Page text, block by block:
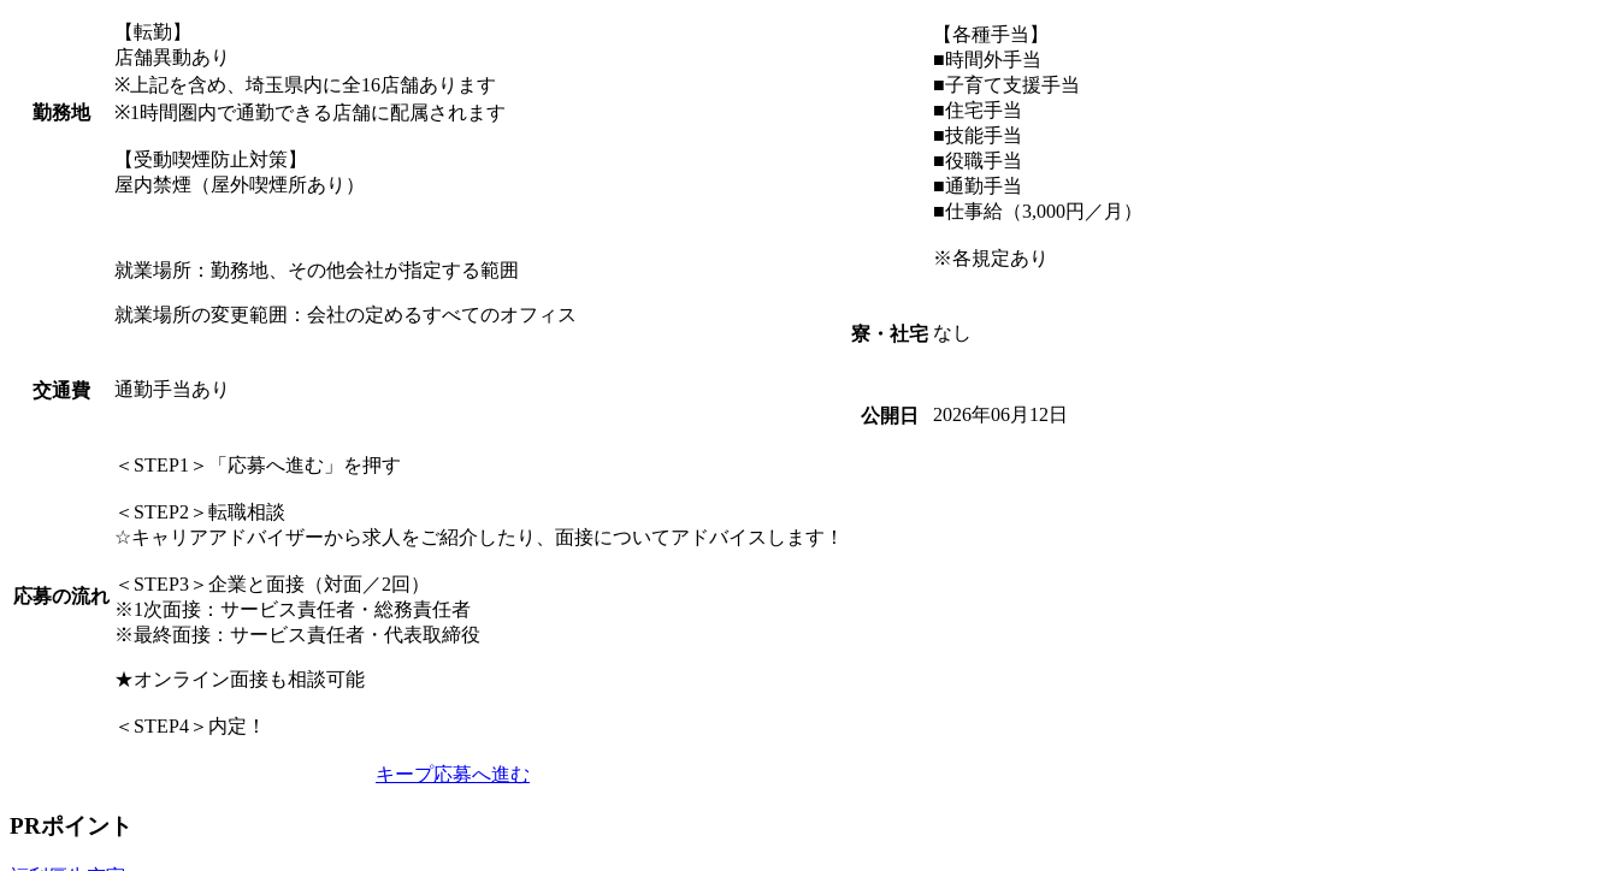
勤務地
【転勤】
店舗異動あり
※上記を含め、埼玉県内に全16店舗あります
※1時間圏内で通勤できる店舗に配属されます
【受動喫煙防止対策】
屋内禁煙（屋外喫煙所あり）
就業場所：勤務地、その他会社が指定する範囲
就業場所の変更範囲：会社の定めるすべてのオフィス
交通費 通勤手当あり
応募の流れ
＜STEP1＞「応募へ進む」を押す
＜STEP2＞転職相談
☆キャリアアドバイザーから求人をご紹介したり、面接についてアドバイスします！
＜STEP3＞企業と面接（対面／2回）
※1次面接：サービス責任者・総務責任者
※最終面接：サービス責任者・代表取締役
★オンライン面接も相談可能
＜STEP4＞内定！
【各種手当】
■時間外手当
■子育て支援手当
■住宅手当
■技能手当
■役職手当
■通勤手当
■仕事給（3,000円／月）
※各規定あり
寮・社宅 なし
公開日 2026年06月12日
キープ応募へ進む
PRポイント